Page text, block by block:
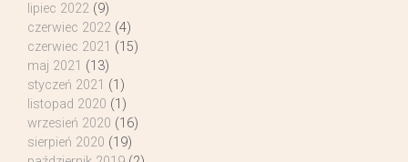
lipiec 2022 (9)
czerwiec 2022 (4)
czerwiec 2021 (15)
maj 2021 (13)
styczeń 2021 (1)
listopad 2020 (1)
wrzesień 2020 (16)
sierpień 2020 (19)